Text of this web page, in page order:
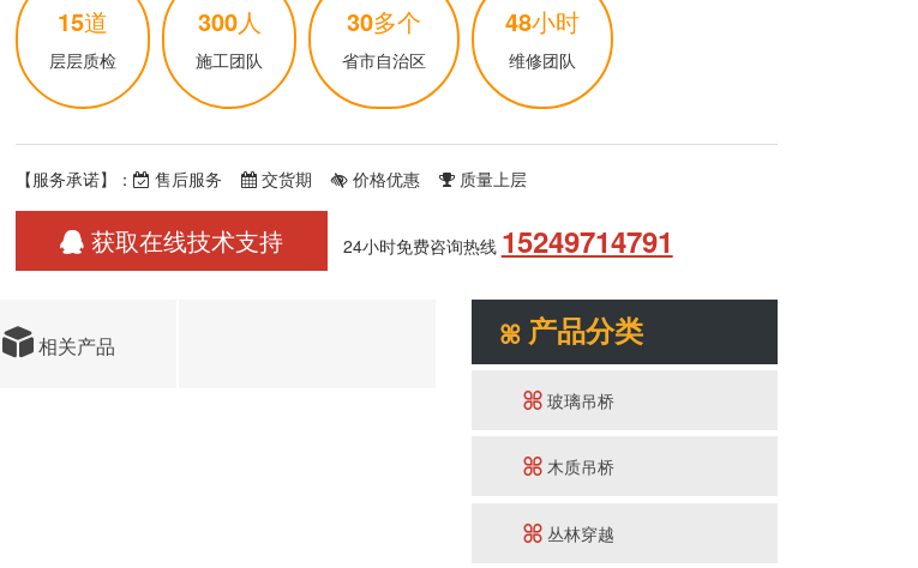
15道
层层质检
300人
施工团队
30多个
省市自治区
48小时
维修团队
【服务承诺】： 售后服务 交货期 价格优惠 质量上层
获取在线技术支持 24小时免费咨询热线 15249714791
相关产品 产品分类
玻璃吊桥
木质吊桥
丛林穿越